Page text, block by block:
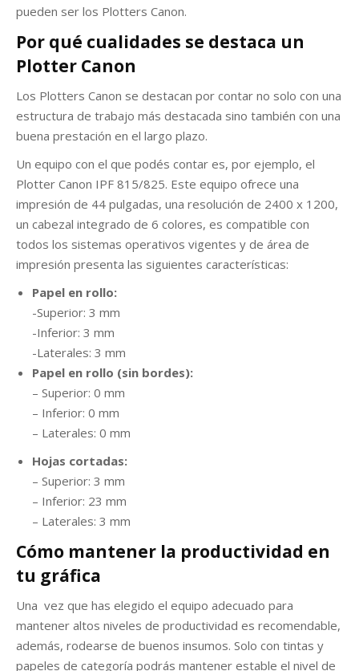
pueden ser los Plotters Canon.
Por qué cualidades se destaca un
Plotter Canon
Los Plotters Canon se destacan por contar no solo con una
estructura de trabajo más destacada sino también con una
buena prestación en el largo plazo.
Un equipo con el que podés contar es, por ejemplo, el
Plotter Canon IPF 815/825. Este equipo ofrece una
impresión de 44 pulgadas, una resolución de 2400 x 1200,
un cabezal integrado de 6 colores, es compatible con
todos los sistemas operativos vigentes y de área de
impresión presenta las siguientes características:
Papel en rollo:
-Superior: 3 mm
-Inferior: 3 mm
-Laterales: 3 mm
Papel en rollo (sin bordes):
– Superior: 0 mm
– Inferior: 0 mm
– Laterales: 0 mm
Hojas cortadas:
– Superior: 3 mm
– Inferior: 23 mm
– Laterales: 3 mm
Cómo mantener la productividad en
tu gráfica
Una vez que has elegido el equipo adecuado para
mantener altos niveles de productividad es recomendable,
además, rodearse de buenos insumos. Solo con tintas y
papeles de categoría podrás mantener estable el nivel de